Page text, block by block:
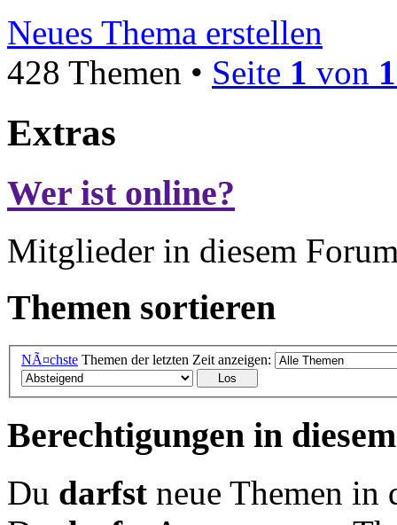
Neues Thema erstellen
428 Themen • Seite 1 von
Extras
Wer ist online?
Mitglieder in diesem
Themen sortieren
NÃ¤chste Themen der letzten Zeit anzeigen:
Berechtigungen in
Du darfst neue Themen in